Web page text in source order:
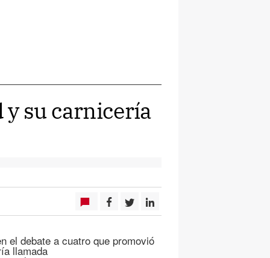
su carnicería
el debate a cuatro que promovió
llamada